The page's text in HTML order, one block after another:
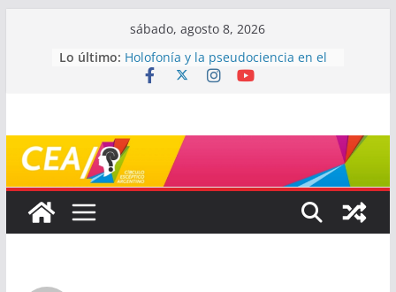
sábado, agosto 8, 2026
Lo último: Holofonía y la pseudociencia en el
audio
Mayéutica (o cómo debatir sin
terminar a los golpes)
Somos menos capaces de lo que